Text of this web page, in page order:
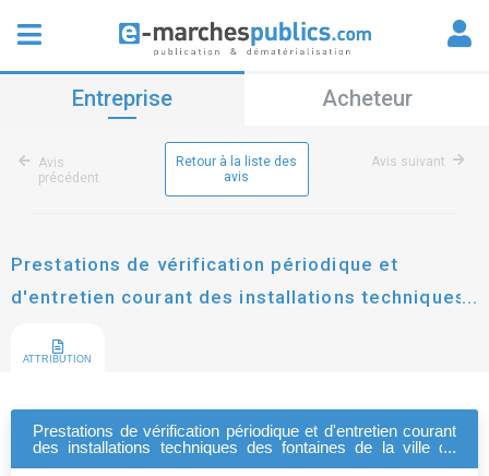
Entreprise Acheteur
Avis
précédent
Retour à la liste des
avis
Avis suivant
Prestations de vérification périodique et
d'entretien courant des installations techniques
ATTRIBUTION
Prestations de vérification périodique et d'entretien courant
des installations techniques des fontaines de la ville de